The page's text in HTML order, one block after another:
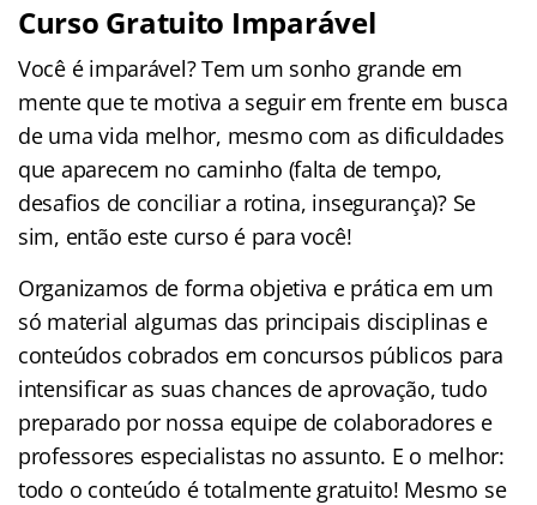
Curso Gratuito Imparável
Você é imparável? Tem um sonho grande em
mente que te motiva a seguir em frente em busca
de uma vida melhor, mesmo com as dificuldades
que aparecem no caminho (falta de tempo,
desafios de conciliar a rotina, insegurança)? Se
sim, então este curso é para você!
Organizamos de forma objetiva e prática em um
só material algumas das principais disciplinas e
conteúdos cobrados em concursos públicos para
intensificar as suas chances de aprovação, tudo
preparado por nossa equipe de colaboradores e
professores especialistas no assunto. E o melhor:
todo o conteúdo é totalmente gratuito! Mesmo se